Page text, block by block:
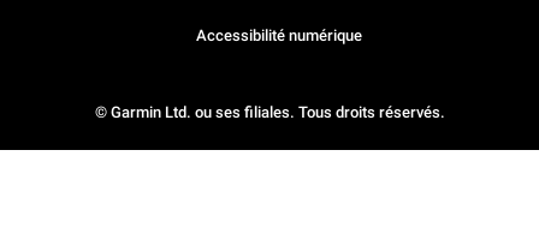
© Garmin Ltd. ou ses filiales. Tous droits réservés.
Accessibilité numérique